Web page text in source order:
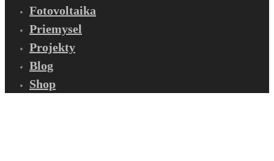
Fotovoltaika
Priemysel
Projekty
Blog
Shop